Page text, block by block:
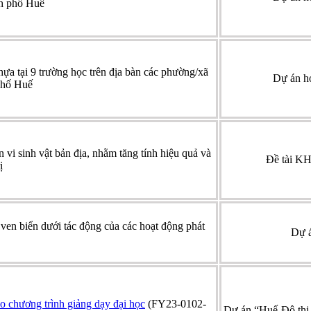
phố Huế
tại 9 trường học trên địa bàn các phường/xã
Huế
Dự án
sinh vật bản địa, nhằm tăng tính hiệu quả và
Đề tài
biển dưới tác động của các hoạt động phát
Dự
chương trình giảng dạy đại học (FY23-0102-